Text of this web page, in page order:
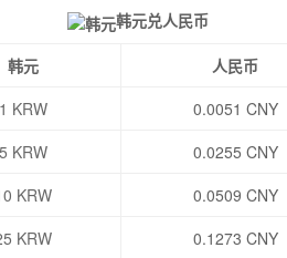
韩元兑人民币
韩元
人民币
1 KRW
0.0051 CNY
5 KRW
0.0255 CNY
KRW
0.0509 CNY
KRW
0.1273 CNY